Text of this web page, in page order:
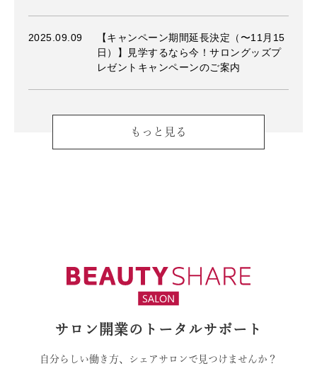
2025.09.09
【キャンペーン期間延長決定（〜11月15
日）】見学するなら今！サロングッズプ
レゼントキャンペーンのご案内
もっと見る
サロン開業のトータルサポート
自分らしい働き方、シェアサロンで見つけませんか？